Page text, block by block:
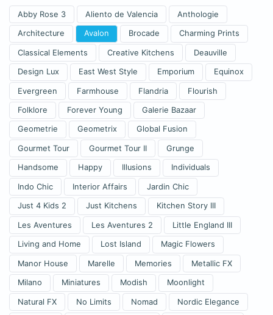
Abby Rose 3 Aliento de Valencia Anthologie
Architecture Avalon Brocade Charming Prints
Classical Elements Creative Kitchens Deauville
Design Lux East West Style Emporium Equinox
Evergreen Farmhouse Flandria Flourish
Folklore Forever Young Galerie Bazaar
Geometrie Geometrix Global Fusion
Gourmet Tour Gourmet Tour II Grunge
Handsome Happy Illusions Individuals
Indo Chic Interior Affairs Jardin Chic
Just 4 Kids 2 Just Kitchens Kitchen Story III
Les Aventures Les Aventures 2 Little England III
Living and Home Lost Island Magic Flowers
Manor House Marelle Memories Metallic FX
Milano Miniatures Modish Moonlight
Natural FX No Limits Nomad Nordic Elegance